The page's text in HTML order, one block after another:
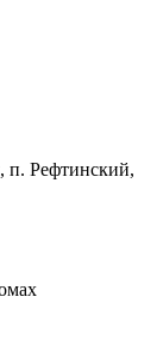
п. Рефтинский,